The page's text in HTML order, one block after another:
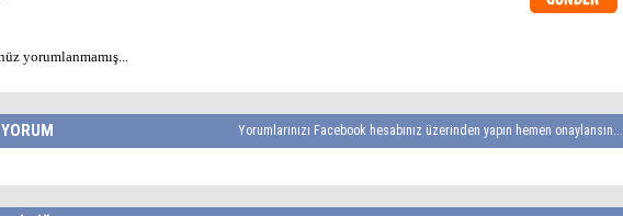
yorumlanmamış...
Yorumlarınızı Facebook hesabınız üzerinden yapın hemen onaylansın...